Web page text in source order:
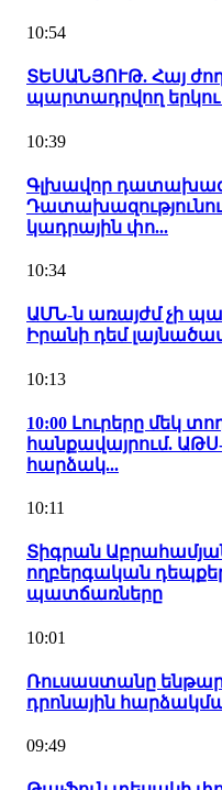
10:54
ՏԵՍԱՆՅՈՒԹ. Հայ
պարտադրվող
10:39
Գլխավոր
կադրային փո...
10:34
ԱՄՆ-ն առայժմ չի
Իրանի դեմ
10:13
10:00 Լուրերը մեկ
հանքավայրում.
հարձակ...
10:11
Տիգրան
ողբերգական
պատճառները
10:01
Ռուսաստանը
դրոնային
09:49